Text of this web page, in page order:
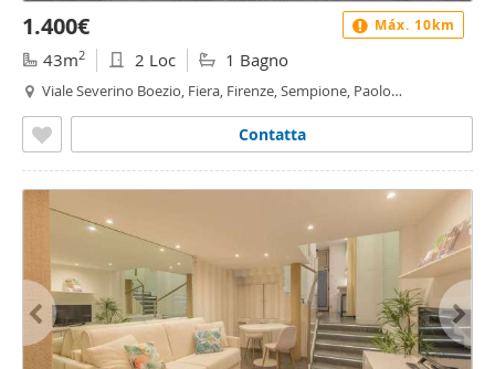
1.400€
43m2 2 Loc 1 Bagno
Viale Severino Boezio, Fiera, Firenze, Sempione, Paolo
Contatta
Máx. 10km